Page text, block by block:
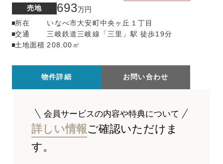
売地 693万円
所在
いなべ市大安町中央ヶ丘１丁目
交通
三岐鉄道三岐線「三里」駅 徒歩19分
土地面積 208.00㎡
物件詳細 お問い合わせ
会員サービスの内容や特典について
詳しい情報ご確認いただけま
す。